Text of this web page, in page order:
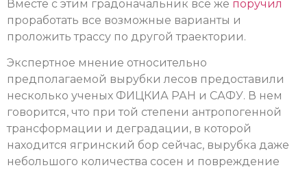
Вместе с этим градоначальник всё же поручил
проработать все возможные варианты и
проложить трассу по другой траектории.
Экспертное мнение относительно
предполагаемой вырубки лесов предоставили
несколько ученых ФИЦКИА РАН и САФУ. В нем
говорится, что при той степени антропогенной
трансформации и деградации, в которой
находится ягринский бор сейчас, вырубка даже
небольшого количества сосен и повреждение